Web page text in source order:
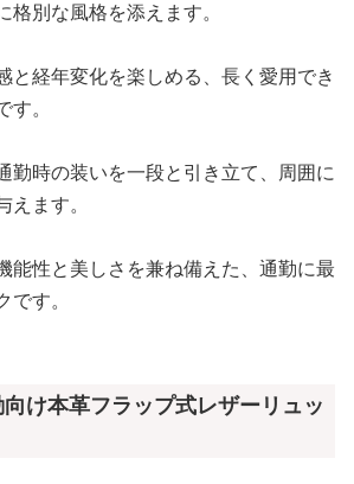
別な風格を添えます。
と経年変化を楽しめる、長く愛用でき
。
勤時の装いを一段と引き立て、周囲に
ます。
能性と美しさを兼ね備えた、通勤に最
す。
け本革フラップ式レザーリュッ